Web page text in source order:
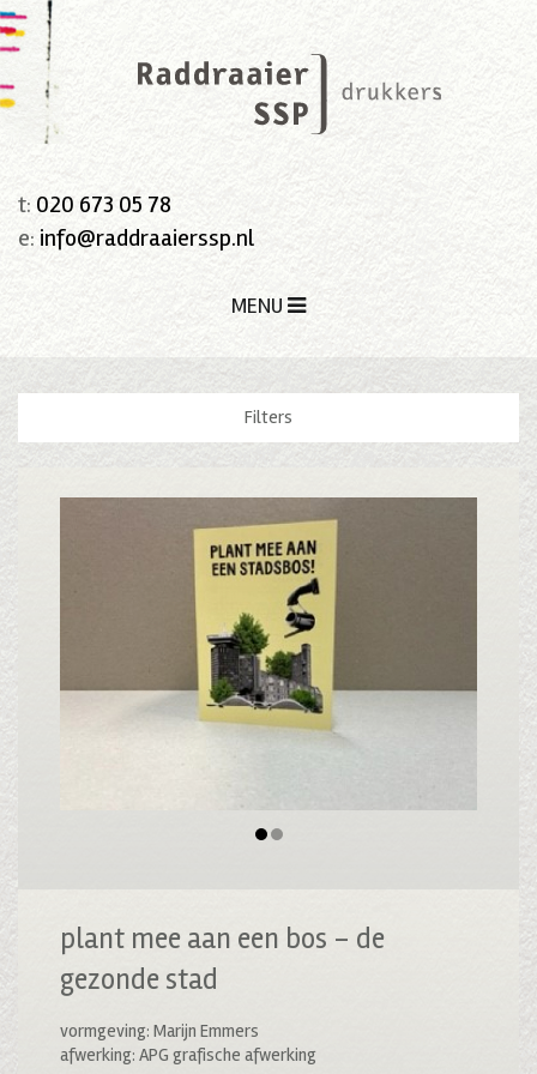
t: 020 673 05 78
e: info@raddraaierssp.nl
MENU
Filters
plant mee aan een bos – de
gezonde stad
vormgeving: Marijn Emmers
afwerking: APG grafische afwerking